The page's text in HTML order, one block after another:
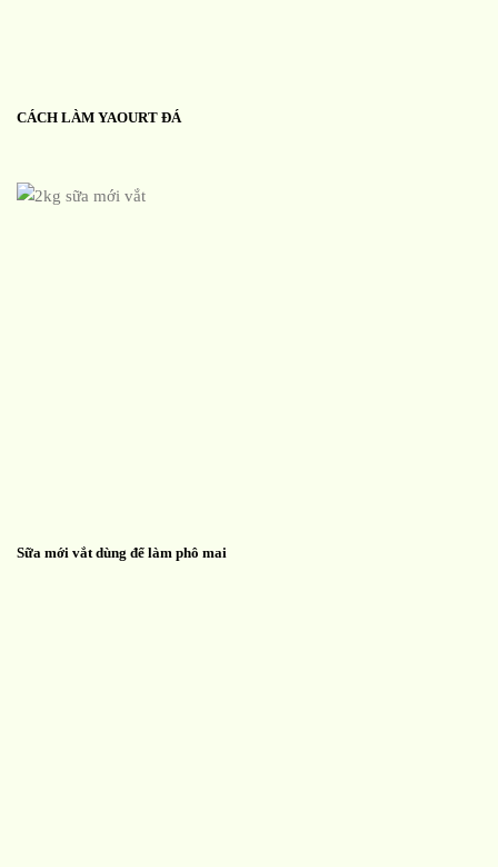
CÁCH LÀM YAOURT ĐÁ
Sữa mới vắt dùng để làm phô mai